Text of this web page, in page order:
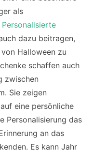
als
Personalisierte
dazu beitragen,
Halloween zu
schaffen auch
zwischen
Sie zeigen
eine persönliche
Personalisierung das
an das
Es kann Jahr